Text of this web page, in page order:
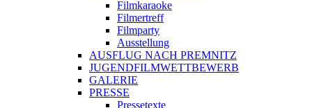
Filmkaraoke
Filmertreff
Filmparty
Ausstellung
AUSFLUG NACH PREMNITZ
JUGENDFILMWETTBEWERB
GALERIE
PRESSE
Pressetexte